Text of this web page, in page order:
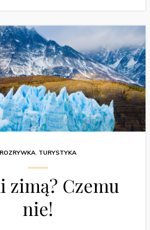
ROZRYWKA, TURYSTYKA
zimą? Czemu
nie!